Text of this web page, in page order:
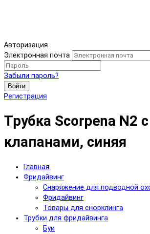
Авторизация
Электронная почта
Забыли пароль?
Войти
Регистрация
Трубка Scorpena N2
клапанами, синяя
Главная
Фридайвинг
Снаряжение для подводной
Фридайвинг
Товары для снорклинга
Трубки для фридайвинга
Буи